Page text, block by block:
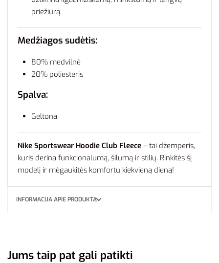
priežiūrą.
Medžiagos sudėtis:
80% medvilnė
20% poliesteris
Spalva:
Geltona
Nike Sportswear Hoodie Club Fleece – tai džemperis,
kuris derina funkcionalumą, šilumą ir stilių. Rinkitės šį
modelį ir mėgaukitės komfortu kiekvieną dieną!
INFORMACIJA APIE PRODUKTĄ
Jums taip pat gali patikti